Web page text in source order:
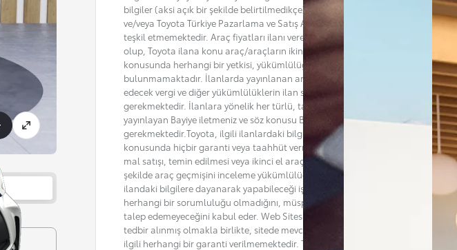
bilgiler (aksi açık bir şekilde belirtilmedikçe) bir satış teklifi değildir ve Bayi
ve/veya Toyota Türkiye Pazarlama ve Satış A.Ş.’nin ("Toyota”) adına bir taahhüt
teşkil etmemektedir. Araç fiyatları ilanı veren Bayi tarafından belirlenmekte
olup, Toyota ilana konu araç/araçların ikinci el satış fiyatlarını belirleme
konusunda herhangi bir yetkisi, yükümlülüğü ve sorumluluğu
bulunmamaktadır. İlanlarda yayınlanan araçların satışlarına esas teşkil
edecek vergi ve diğer yükümlülüklerin ilan sahibi Bayiden öğrenilmesi
gerekmektedir. İlanlara yönelik her türlü, talep, soru veya şikayetlerinizi ilanı
yayınlayan Bayiye iletmeniz ve söz konusu Bayiden destek almanız
gerekmektedir.Toyota, ilgili ilanlardaki bilgilerin doğruluğu ya da güncelliği
konusunda hiçbir garanti veya taahhüt vermemektedir. Toyota’nın ilana konu
mal satışı, temin edilmesi veya ikinci el araçla ilgili bakım, kaza veya başka bir
şekilde araç geçmişini inceleme yükümlülüğü de bulunmamaktadır. Müşteri,
ilandaki bilgilere dayanarak yapabileceği işlemler bakımından Toyota'nın
herhangi bir sorumluluğu olmadığını, müspet veya menfi herhangi bir zarar
talep edemeyeceğini kabul eder. Web Sitesi'nin hatasız olması için her türlü
tedbir alınmış olmakla birlikte, sitede mevcut ya da oluşabilecek hatalar ile
ilgili herhangi bir garanti verilmemektedir. Toyota dilediği zaman sitenin